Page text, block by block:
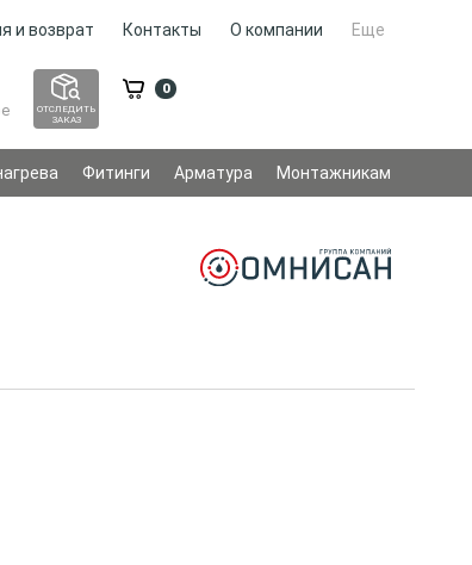
и возврат Контакты О компании Еще
ОТСЛЕДИТЬ
ЗАКАЗ
0
Фитинги Арматура Монтажникам